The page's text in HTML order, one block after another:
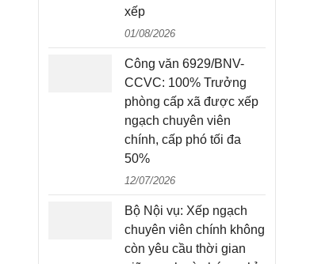
xếp
01/08/2026
Công văn 6929/BNV-
CCVC: 100% Trưởng
phòng cấp xã được xếp
ngạch chuyên viên
chính, cấp phó tối đa
50%
12/07/2026
Bộ Nội vụ: Xếp ngạch
chuyên viên chính không
còn yêu cầu thời gian